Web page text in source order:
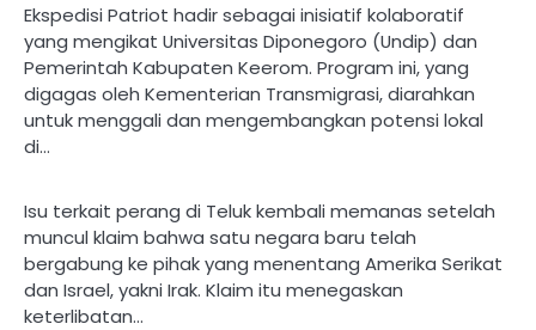
Ekspedisi Patriot hadir sebagai inisiatif kolaboratif
yang mengikat Universitas Diponegoro (Undip) dan
Pemerintah Kabupaten Keerom. Program ini, yang
digagas oleh Kementerian Transmigrasi, diarahkan
untuk menggali dan mengembangkan potensi lokal
di…
Isu terkait perang di Teluk kembali memanas setelah
muncul klaim bahwa satu negara baru telah
bergabung ke pihak yang menentang Amerika Serikat
dan Israel, yakni Irak. Klaim itu menegaskan
keterlibatan…